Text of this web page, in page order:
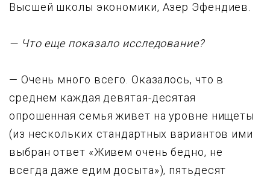
Высшей школы экономики, Азеp Эфендиев.
— Что еще показало исследование?
— Очень много всего. Оказалось, что в
среднем каждая девятая-десятая
опpошенная семья живет на ypoвне нищеты
(из нескольких стандартных вариантов ими
выбран ответ «Живем очень бедно, не
всегда даже едим досыта»), пятьдесят